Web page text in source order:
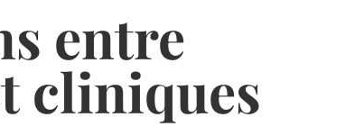
entre
cliniques